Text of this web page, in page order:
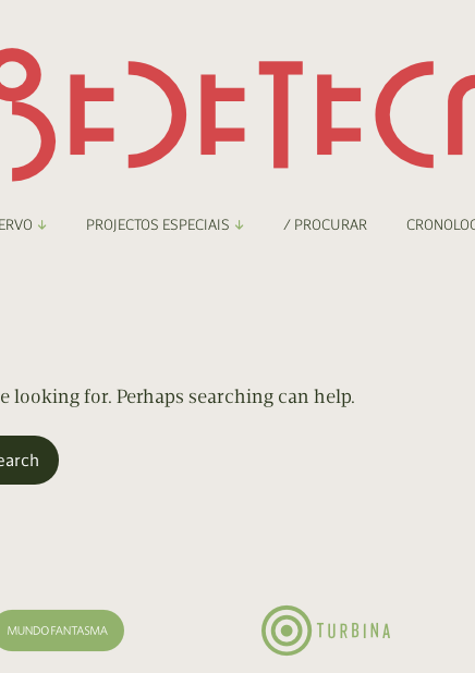
Digital
PROJECTOS ESPECIAIS / PROCURAR
looking for. Perhaps searching can help.